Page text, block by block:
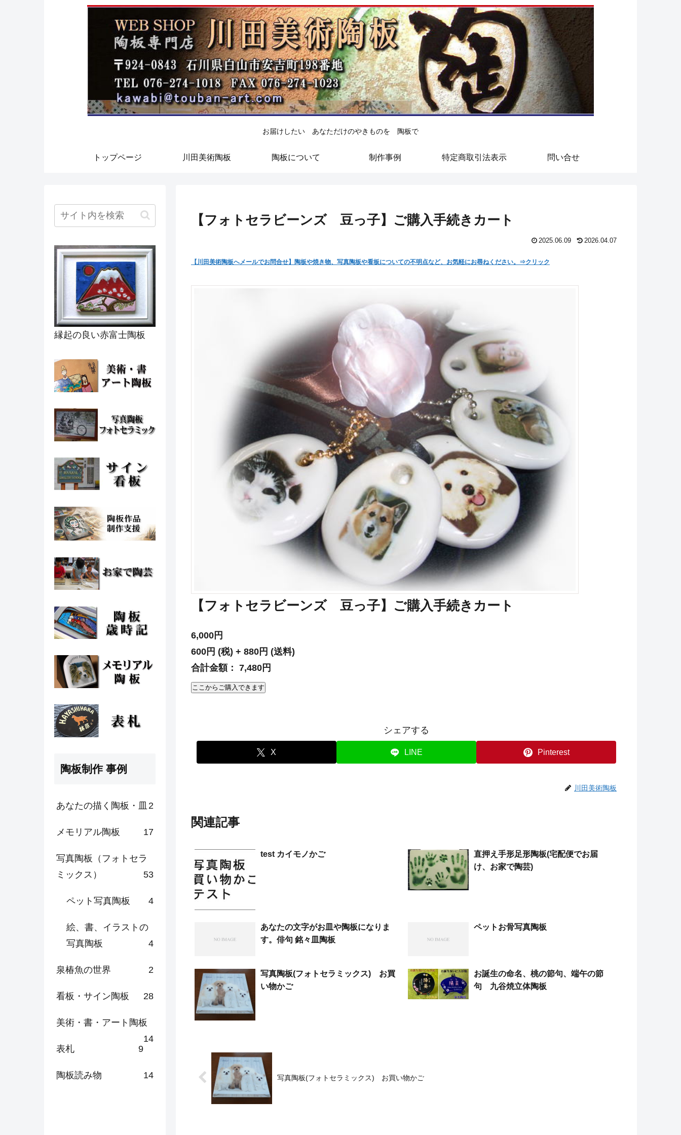
お届けしたい あなただけのやきものを 陶板で
トップページ 川田美術陶板 陶板について 制作事例 特定商取引法表示 問い合せ
【フォトセラビーンズ 豆っ子】ご購入手続きカート
2025.06.09 2026.04.07
【川田美術陶板へメールでお問合せ】陶板や焼き物、写真陶板や看板についての不明点など、お気軽にお尋ねください。⇒クリック
【フォトセラビーンズ 豆っ子】ご購入手続きカート
6,000円
600円 (税) + 880円 (送料)
合計金額： 7,480円
ここからご購入できます
シェアする
X LINE Pinterest
川田美術陶板
関連記事
test カイモノかご
直押え手形足形陶板(宅配便でお届
け、お家で陶芸)
あなたの文字がお皿や陶板になりま
す。俳句 銘々皿陶板
ペットお骨写真陶板
写真陶板(フォトセラミックス) お買
い物かご
お誕生の命名、桃の節句、端午の節
句 九谷焼立体陶板
写真陶板(フォトセラミックス) お買い物かご
縁起の良い赤富士陶板
陶板制作 事例
あなたの描く陶板・皿 2
メモリアル陶板 17
写真陶板（フォトセラ
ミックス）
53
ペット写真陶板 4
絵、書、イラストの
写真陶板
4
泉椿魚の世界 2
看板・サイン陶板 28
美術・書・アート陶板
14
表札
9
陶板読み物 14